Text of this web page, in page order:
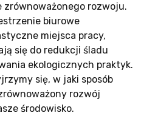
rozwoju.
biurowe
miejsca pracy,
się do redukcji śladu
ekologicznych praktyk.
się, w jaki sposób
rozwój
środowisko.